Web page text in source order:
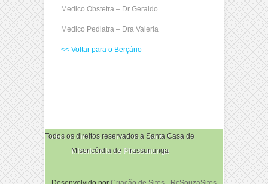
Medico Obstetra – Dr Geraldo
Medico Pediatra – Dra Valeria
<< Voltar para o Berçário
Todos os direitos reservados à Santa Casa de
Misericórdia de Pirassununga